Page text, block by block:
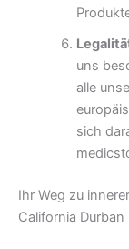
uns
alle
sich
Ihr Weg zu
California Durban